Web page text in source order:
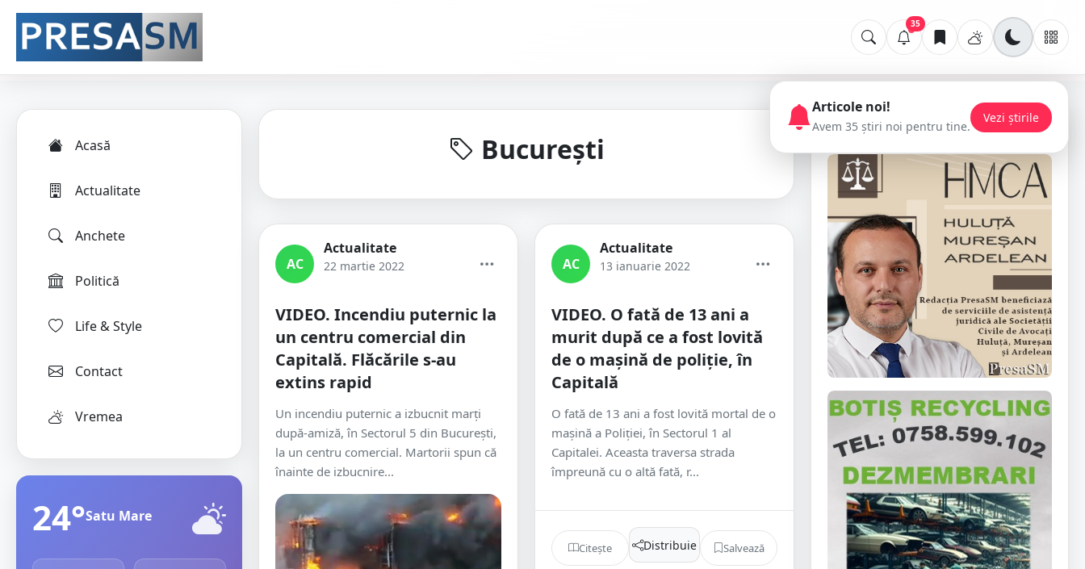
35
Acasă
Actualitate
Anchete
Politică
Life & Style
Contact
Vremea
24°Satu Mare
București
AC
Actualitate
22 martie 2022
VIDEO. Incendiu puternic la
un centru comercial din
Capitală. Flăcările s-au
extins rapid
Un incendiu puternic a izbucnit marți
după-amiză, în Sectorul 5 din București,
la un centru comercial. Martorii spun că
înainte de izbucnire...
AC
Actualitate
13 ianuarie 2022
VIDEO. O fată de 13 ani a
murit după ce a fost lovită
de o mașină de poliție, în
Capitală
O fată de 13 ani a fost lovită mortal de o
mașină a Poliției, în Sectorul 1 al
Capitalei. Aceasta traversa strada
împreună cu o altă fată, r...
Citește Distribuie Salvează
📢 Publicitate
Articole noi!
Avem 35 știri noi pentru tine.
Vezi știrile